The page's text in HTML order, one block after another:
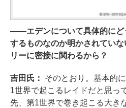
――エデンについて具体的にど
するものなのか明かされてい
リーに密接に関わるから？
吉田氏： そのとおり。基本的
1世界で起こるレイドだと思っ
先、第1世界で巻き起こる大き